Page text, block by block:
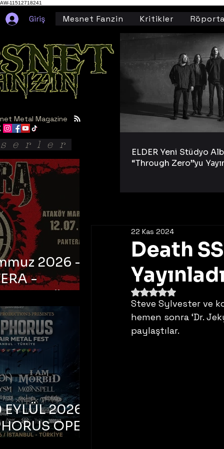
AW-11512718241
Giriş Mesnet Fanzin Kritikler
Death
Yayınladı
22 Kas 2024
5 üzerinden NaN yıldız
Steve Sylvester ve
hemen sonra ‘Dr.
paylaştılar.
Metal Magazine
ELDER Yeni Stüdyo
“Through Zero”yu
2026 -
-
Ataköy
Arena
2026 –
OPEN
FEST